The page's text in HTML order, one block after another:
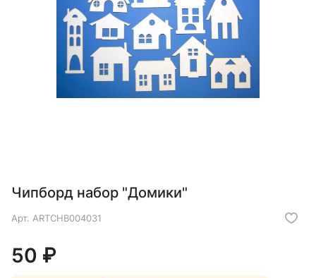
Чипборд набор "Домики"
Арт. ARTCHB004031
50 ₽